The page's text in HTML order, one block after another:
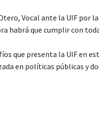
Vocal ante la UIF por
habrá que cumplir con
que presenta la UIF en
en políticas públicas y